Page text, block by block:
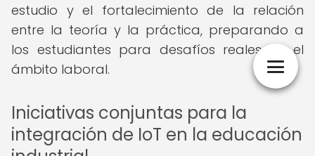
estudio y el fortalecimiento de la relación
entre la teoría y la práctica, preparando a
los estudiantes para desafíos reales en el
ámbito laboral.
Iniciativas conjuntas para la
integración de IoT en la educación